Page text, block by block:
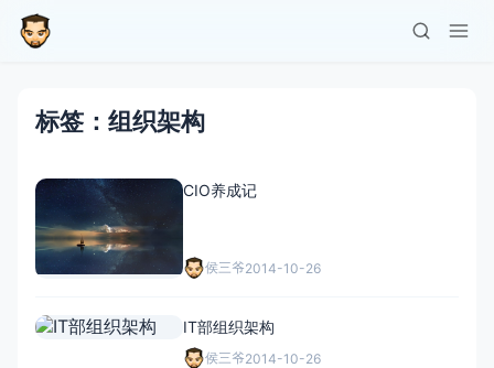
标签：组织架构
CIO养成记
侯三爷2014-10-26
IT部组织架构
侯三爷2014-10-26